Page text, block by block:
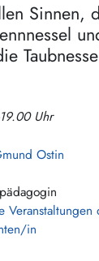
Sinnen,
Uhr
Ostin
Veranstaltungen
in